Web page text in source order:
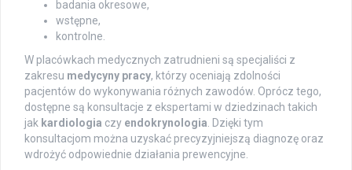
badania okresowe,
wstępne,
kontrolne.
W placówkach medycznych zatrudnieni są specjaliści z
zakresu medycyny pracy, którzy oceniają zdolności
pacjentów do wykonywania różnych zawodów. Oprócz tego,
dostępne są konsultacje z ekspertami w dziedzinach takich
jak kardiologia czy endokrynologia . Dzięki tym
konsultacjom można uzyskać precyzyjniejszą diagnozę oraz
wdrożyć odpowiednie działania prewencyjne.